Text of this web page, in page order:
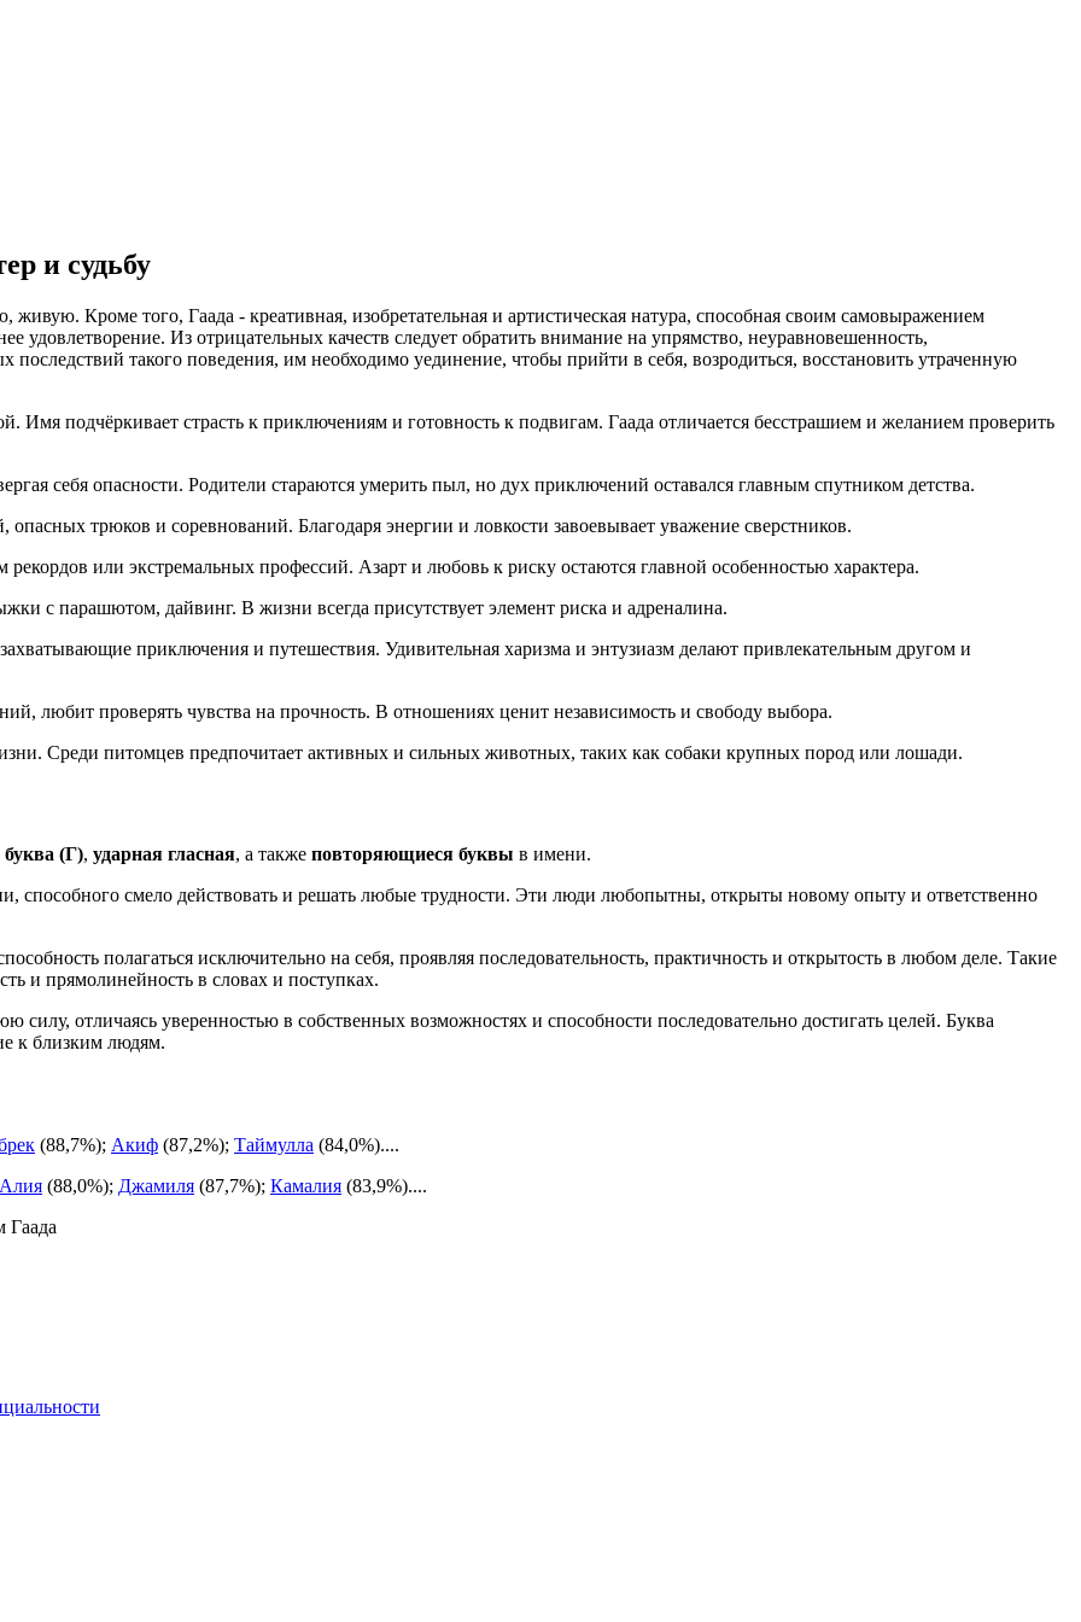
и судьбу
Кроме того, Гаада - креативная, изобретательная и артистическая натура, способная своим самовыражением
Из отрицательных качеств следует обратить внимание на упрямство, неуравновешенность,
последствий такого поведения, им необходимо уединение, чтобы прийти в себя, возродиться, восстановить утраченную
подчёркивает страсть к приключениям и готовность к подвигам. Гаада отличается бесстрашием и желанием проверить
себя опасности. Родители стараются умерить пыл, но дух приключений оставался главным спутником детства.
трюков и соревнований. Благодаря энергии и ловкости завоевывает уважение сверстников.
рекордов или экстремальных профессий. Азарт и любовь к риску остаются главной особенностью характера.
с парашютом, дайвинг. В жизни всегда присутствует элемент риска и адреналина.
приключения и путешествия. Удивительная харизма и энтузиазм делают привлекательным другом и
любит проверять чувства на прочность. В отношениях ценит независимость и свободу выбора.
Среди питомцев предпочитает активных и сильных животных, таких как собаки крупных пород или лошади.
буква (Г), ударная гласная, а также повторяющиеся буквы в имени.
способного смело действовать и решать любые трудности. Эти люди любопытны, открыты новому опыту и ответственно
полагаться исключительно на себя, проявляя последовательность, практичность и открытость в любом деле. Такие
и прямолинейность в словах и поступках.
силу, отличаясь уверенностью в собственных возможностях и способности последовательно достигать целей. Буква
к близким людям.
(88,7%); Акиф (87,2%); Таймулла (84,0%)....
Алия (88,0%); Джамиля (87,7%); Камалия (83,9%)....
Гаада